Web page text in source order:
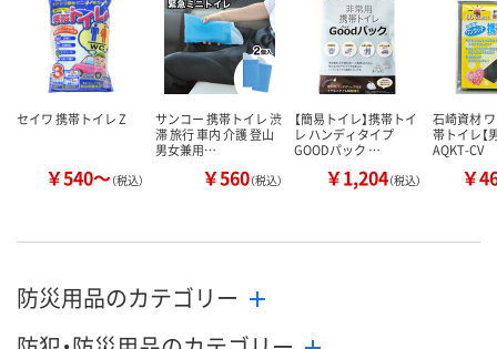
セイワ 携帯トイレ Z
￥540～（税込）
サンコー 携帯トイレ 渋
滞 旅行 車内 介護 登山
男女兼用…
￥560（税込）
【簡易トイレ】携帯トイ
レ ハンディタイプ
GOODパック …
￥1,204（税込）
石崎資材
帯トイレ【
AQKT-CV
￥
防災用品のカテゴリー